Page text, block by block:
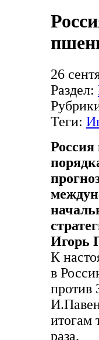
26
Раздел:
Теги:
Россия
Игорь
К
в
против
итогам
раза.